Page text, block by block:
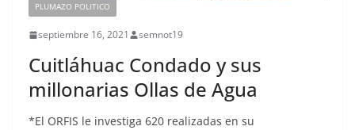
PLUMAZO POLITICO
septiembre 16, 2021 semnot19
Cuitláhuac Condado y sus
millonarias Ollas de Agua
*El ORFIS le investiga 620 realizadas en su